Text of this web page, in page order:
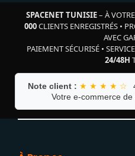
SPACENET TUNISIE– À
000CLIENTS ENREGISTRÉS•
AVEC
PAIEMENT SÉCURISÉ •
24/48H
Note client : ★ ★ ★ ★ ☆
Votre e-commerce